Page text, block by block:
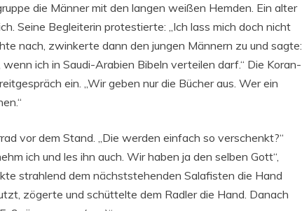
die Männer mit den langen weißen Hemden. Ein alter
Seine Begleiterin protestierte: „Ich lass mich doch nicht
nach, zwinkerte dann den jungen Männern zu und sagte:
ich in Saudi-Arabien Bibeln verteilen darf.“ Die Koran-
ein. „Wir geben nur die Bücher aus. Wer ein
vor dem Stand. „Die werden einfach so verschenkt?“
ich und les ihn auch. Wir haben ja den selben Gott“,
strahlend dem nächststehenden Salafisten die Hand
zögerte und schüttelte dem Radler die Hand. Danach